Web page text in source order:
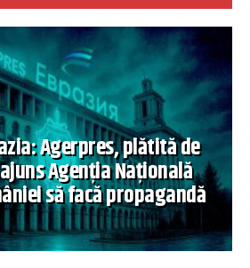
Agerpres, plătită de
ajuns Agenția Națională
să facă propagandă